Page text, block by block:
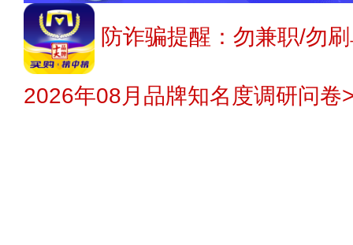
防诈骗提醒：勿兼职/勿
2026年08月品牌知名度调研问卷